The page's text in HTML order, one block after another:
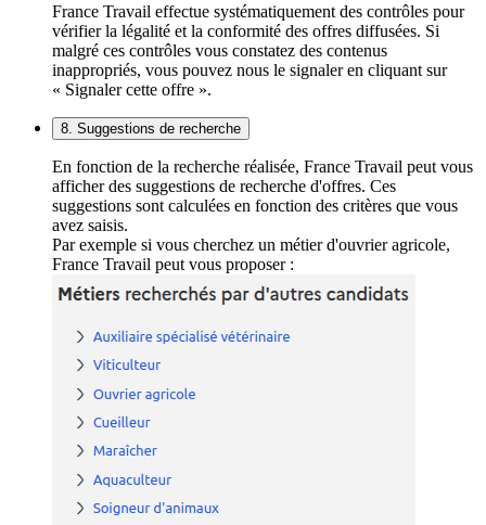
France Travail effectue systématiquement des contrôles pour
vérifier la légalité et la conformité des offres diffusées. Si
malgré ces contrôles vous constatez des contenus
inappropriés, vous pouvez nous le signaler en cliquant sur
« Signaler cette offre ».
8. Suggestions de recherche
En fonction de la recherche réalisée, France Travail peut vous
afficher des suggestions de recherche d'offres. Ces
suggestions sont calculées en fonction des critères que vous
avez saisis.
Par exemple si vous cherchez un métier d'ouvrier agricole,
France Travail peut vous proposer :